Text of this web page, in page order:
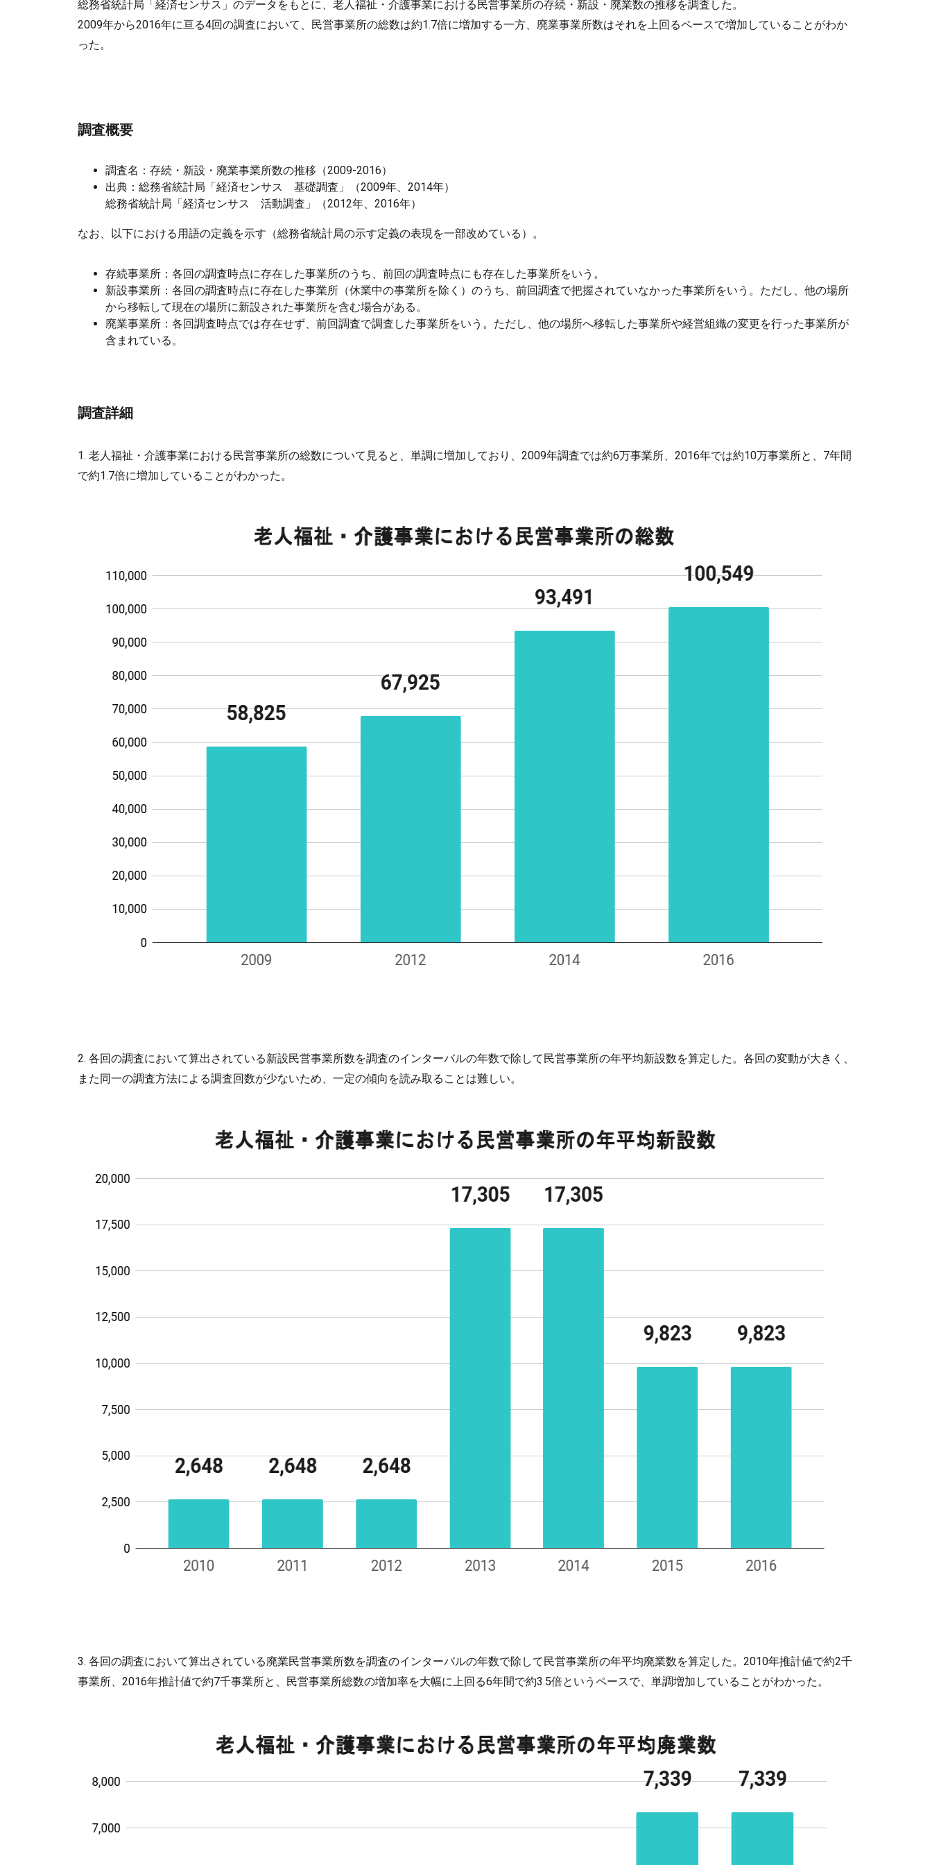
総務省統計局「経済センサス」のデータをもとに、老人福祉・介護事業における民営事業所の存続・新設・廃業数の推移を調査した。
2009年から2016年に亘る4回の調査において、民営事業所の総数は約1.7倍に増加する一方、廃業事業所数はそれを上回るペースで増加していることがわか
った。
調査概要
調査名：存続・新設・廃業事業所数の推移（2009-2016）
出典：総務省統計局「経済センサス 基礎調査」（2009年、2014年）
総務省統計局「経済センサス 活動調査」（2012年、2016年）
なお、以下における用語の定義を示す（総務省統計局の示す定義の表現を一部改めている）。
存続事業所：各回の調査時点に存在した事業所のうち、前回の調査時点にも存在した事業所をいう。
新設事業所：各回の調査時点に存在した事業所（休業中の事業所を除く）のうち、前回調査で把握されていなかった事業所をいう。ただし、他の場所
から移転して現在の場所に新設された事業所を含む場合がある。
廃業事業所：各回調査時点では存在せず、前回調査で調査した事業所をいう。ただし、他の場所へ移転した事業所や経営組織の変更を行った事業所が
含まれている。
調査詳細
1. 老人福祉・介護事業における民営事業所の総数について見ると、単調に増加しており、2009年調査では約6万事業所、2016年では約10万事業所と、7年間
で約1.7倍に増加していることがわかった。
2. 各回の調査において算出されている新設民営事業所数を調査のインターバルの年数で除して民営事業所の年平均新設数を算定した。各回の変動が大きく、
また同一の調査方法による調査回数が少ないため、一定の傾向を読み取ることは難しい。
3. 各回の調査において算出されている廃業民営事業所数を調査のインターバルの年数で除して民営事業所の年平均廃業数を算定した。2010年推計値で約2千
事業所、2016年推計値で約7千事業所と、民営事業所総数の増加率を大幅に上回る6年間で約3.5倍というペースで、単調増加していることがわかった。